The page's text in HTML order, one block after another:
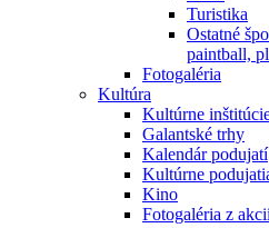
Turistika
Ostatné
paintball,
Fotogaléria
Kultúra
Kultúrne
Galantské trhy
Kalendár podujatí
Kultúrne
Kino
Fotogaléria z